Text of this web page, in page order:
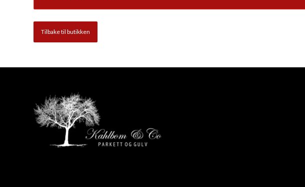
Tilbake til butikken